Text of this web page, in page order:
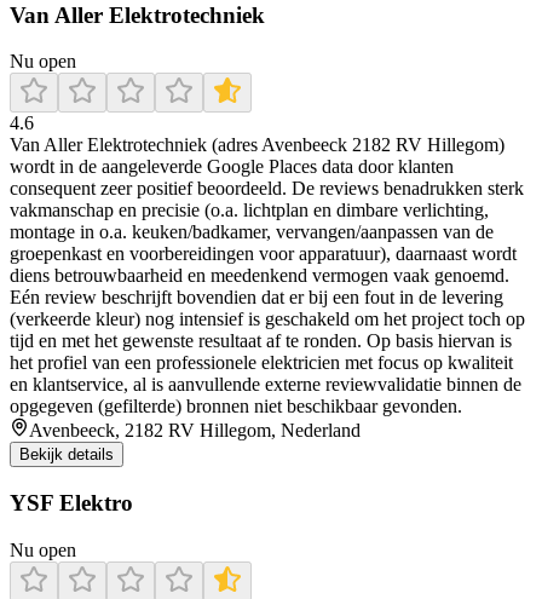
Van Aller Elektrotechniek
Nu open
4.6
Van Aller Elektrotechniek (adres Avenbeeck 2182 RV Hillegom)
wordt in de aangeleverde Google Places data door klanten
consequent zeer positief beoordeeld. De reviews benadrukken sterk
vakmanschap en precisie (o.a. lichtplan en dimbare verlichting,
montage in o.a. keuken/badkamer, vervangen/aanpassen van de
groepenkast en voorbereidingen voor apparatuur), daarnaast wordt
diens betrouwbaarheid en meedenkend vermogen vaak genoemd.
Eén review beschrijft bovendien dat er bij een fout in de levering
(verkeerde kleur) nog intensief is geschakeld om het project toch op
tijd en met het gewenste resultaat af te ronden. Op basis hiervan is
het profiel van een professionele elektricien met focus op kwaliteit
en klantservice, al is aanvullende externe reviewvalidatie binnen de
opgegeven (gefilterde) bronnen niet beschikbaar gevonden.
Avenbeeck, 2182 RV Hillegom, Nederland
Bekijk details
YSF Elektro
Nu open